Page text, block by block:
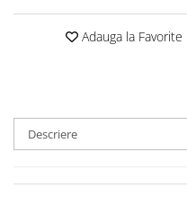
Adauga la Favorite
Descriere